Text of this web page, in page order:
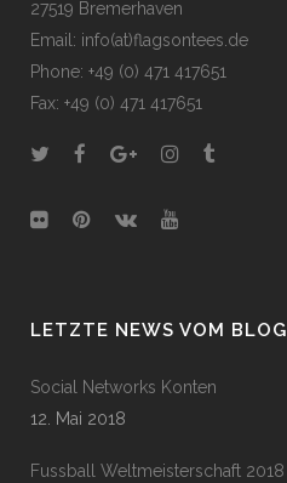
27519 Bremerhaven
Email: info(at)flagsontees.de
Phone: +49 (0) 471 417651
Fax: +49 (0) 471 417651
LETZTE NEWS VOM BLOG
Social Networks Konten
12. Mai 2018
Fussball Weltmeisterschaft 2018